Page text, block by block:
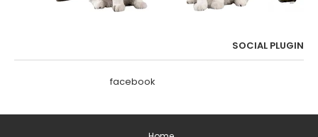
SOCIAL PLUGIN
facebook